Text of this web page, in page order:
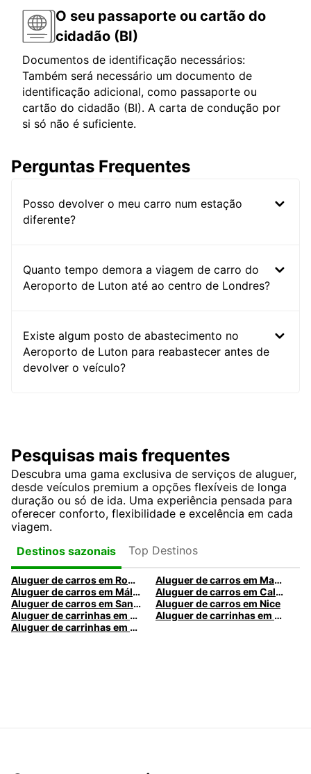
O seu passaporte ou cartão do
cidadão (BI)
Documentos de identificação necessários:
Também será necessário um documento de
identificação adicional, como passaporte ou
cartão do cidadão (BI). A carta de condução por
si só não é suficiente.
Perguntas Frequentes
Posso devolver o meu carro num estação
diferente?
Quanto tempo demora a viagem de carro do
Aeroporto de Luton até ao centro de Londres?
Existe algum posto de abastecimento no
Aeroporto de Luton para reabastecer antes de
devolver o veículo?
Pesquisas mais frequentes
Descubra uma gama exclusiva de serviços de aluguer,
desde veículos premium a opções flexíveis de longa
duração ou só de ida. Uma experiência pensada para
oferecer conforto, flexibilidade e excelência em cada
viagem.
Destinos sazonais
Top Destinos
Aluguer de carros em Roma
Aluguer de carros em Madrid
Aluguer de carros em Málaga
Aluguer de carros em Caldas da Rainha
Aluguer de carros em Santa Maria da Feira
Aluguer de carros em Nice
Aluguer de carrinhas em Nice
Aluguer de carrinhas em Santa Maria da Feira
Aluguer de carrinhas em Caldas da Rainha